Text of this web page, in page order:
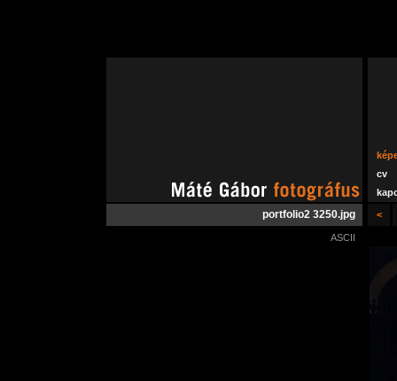
cv
<
portfolio2 3250.jpg
ASCII